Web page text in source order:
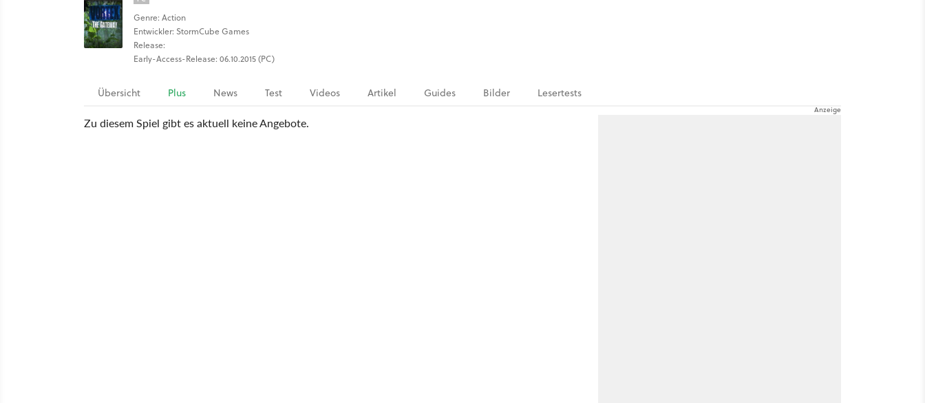
Genre: Action
Entwickler: StormCube Games
Release:
Early-Access-Release: 06.10.2015 (PC)
Übersicht Plus News Test Videos Artikel Guides Bilder Lesertests
Zu diesem Spiel gibt es aktuell keine Angebote.